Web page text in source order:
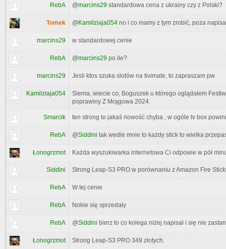
RebA @marcins29 standardowa cena z ukrainy czy z Polski?
Tomek @ Kamilziaja054 no i co mamy z tym zrobić, poza
marcins29 w standardowej cenie
RebA @marcins29 po ile?
marcins29 Jesli ktos szuka slotów na tivimate, to zapraszam pw
Kamilziaja054
Siema, wiecie co, Boguszek u którego oglądałem
poprawiny Z Mrągowa 2024.
Smarcik ten strong to jakaś nowość chyba , w ogóle tv box
RebA @Siddini tak wedle mnie to każdy stick to wielka
Łonogrzmot Każda wyszukiwarka internetowa Ci odpowie w pół
Siddini Strong Leap-S3 PRO w porównaniu z Amazon Fire
RebA W tej cenie
RebA Nokie się sprzedały
RebA @Siddini bierz to co kolega niżej napisał i się nie
Łonogrzmot Strong Leap-S3 PRO 349 złotych.